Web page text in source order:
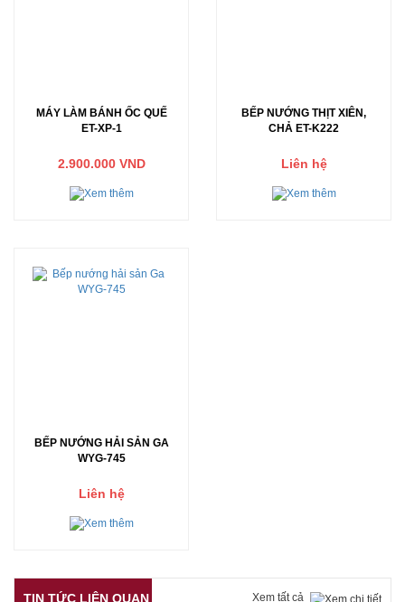
MÁY LÀM BÁNH ỐC QUẾ
ET-XP-1
2.900.000 VND
BẾP NƯỚNG THỊT XIÊN,
CHẢ ET-K222
Liên hệ
BẾP NƯỚNG HẢI SẢN GA
WYG-745
Liên hệ
TIN TỨC LIÊN QUAN Xem tất cả